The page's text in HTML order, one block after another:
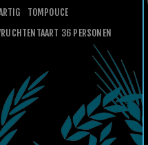
TOMPOUCE
36 PERSONEN